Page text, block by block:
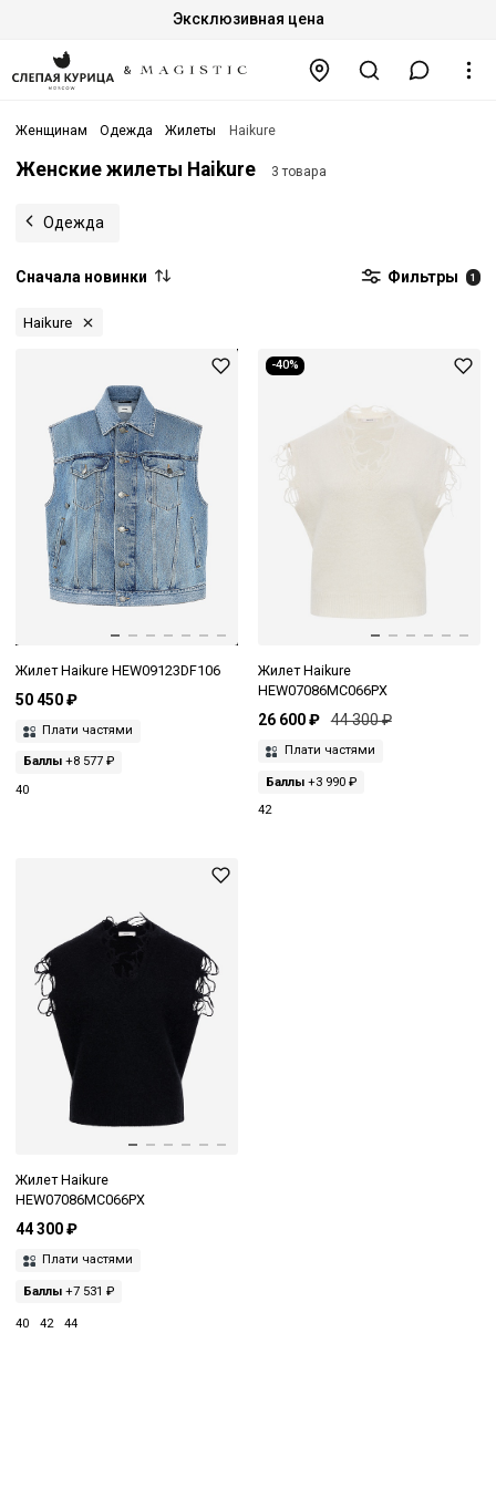
Эксклюзивная цена
Женщинам Одежда Жилеты Haikure
Женские жилеты Haikure 3 товара
Одежда
Сначала новинки Фильтры 1
Haikure
Жилет Haikure HEW09123DF106
50 450 ₽
Плати частями
Баллы +8 577 ₽
40
-40%
Жилет Haikure
HEW07086MC066PX
26 600 ₽ 44 300 ₽
Плати частями
Баллы+3 990 ₽
42
Жилет Haikure
HEW07086MC066PX
44 300 ₽
Плати частями
Баллы +7 531 ₽
40 42 44